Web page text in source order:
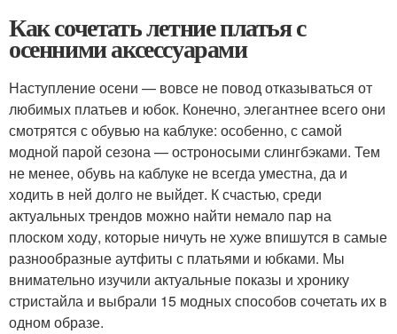
Как сочетать летние платья с
осенними аксессуарами
Наступление осени — вовсе не повод отказываться от
любимых платьев и юбок. Конечно, элегантнее всего они
смотрятся с обувью на каблуке: особенно, с самой
модной парой сезона — остроносыми слингбэками. Тем
не менее, обувь на каблуке не всегда уместна, да и
ходить в ней долго не выйдет. К счастью, среди
актуальных трендов можно найти немало пар на
плоском ходу, которые ничуть не хуже впишутся в самые
разнообразные аутфиты с платьями и юбками. Мы
внимательно изучили актуальные показы и хронику
стристайла и выбрали 15 модных способов сочетать их в
одном образе.